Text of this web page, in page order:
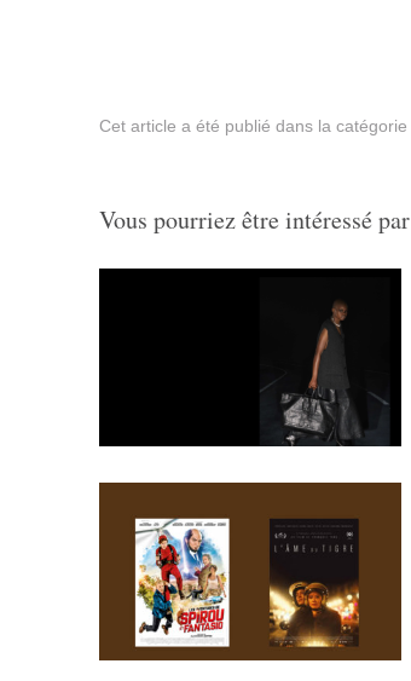
Cet article a été publié dans la catégorie
Vous pourriez être intéressé par